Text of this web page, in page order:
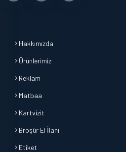
Hakkımızda
Ürünlerimiz
Reklam
Matbaa
Kartvizit
Broşür El İlanı
Etiket